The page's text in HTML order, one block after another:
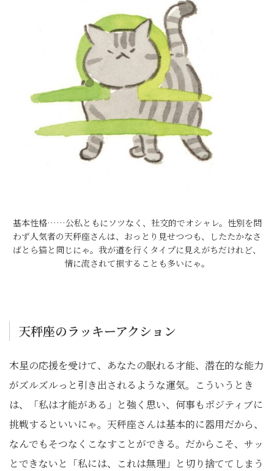
基本性格……公私ともにソツなく、社交的でオシャレ。性別を問
わず人気者の天秤座さんは、おっとり見せつつも、したたかなさ
ばとら猫と同じにゃ。我が道を行くタイプに見えがちだけれど、
情に流されて損することも多いにゃ。
天秤座のラッキーアクション
木星の応援を受けて、あなたの眠れる才能、潜在的な能力
がズルズルっと引き出されるような運気。こういうとき
は、「私は才能がある」と強く思い、何事もポジティブに
挑戦するといいにゃ。天秤座さんは基本的に器用だから、
なんでもそつなくこなすことができる。だからこそ、サッ
とできないと「私には、これは無理」と切り捨ててしまう